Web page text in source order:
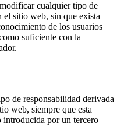
cualquier tipo de
el sitio web, sin que exista
de los usuarios
suficiente con la
de responsabilidad derivada
web, siempre que esta
por un tercero